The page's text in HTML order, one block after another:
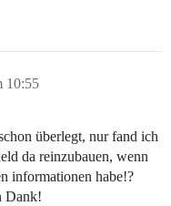
10:55
überlegt, nur fand ich
da reinzubauen, wenn
informationen habe!?
Dank!